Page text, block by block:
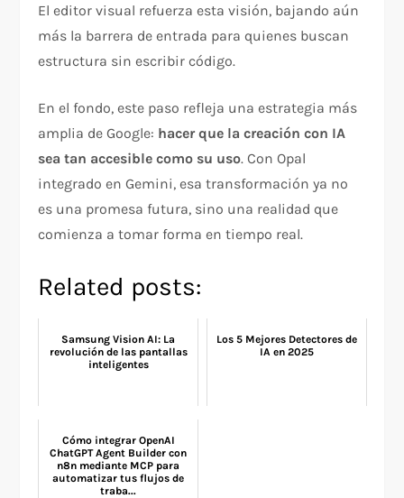
El editor visual refuerza esta visión, bajando aún
más la barrera de entrada para quienes buscan
estructura sin escribir código.
En el fondo, este paso refleja una estrategia más
amplia de Google: hacer que la creación con IA
sea tan accesible como su uso. Con Opal
integrado en Gemini, esa transformación ya no
es una promesa futura, sino una realidad que
comienza a tomar forma en tiempo real.
Related posts:
Samsung Vision AI: La
revolución de las pantallas
inteligentes
Los 5 Mejores Detectores de
IA en 2025
Cómo integrar OpenAI
ChatGPT Agent Builder con
n8n mediante MCP para
automatizar tus flujos de
traba...